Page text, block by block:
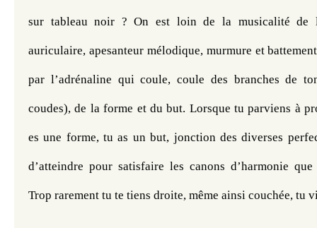
sur tableau noir ? On est loin de la musicalité de
auriculaire, apesanteur mélodique, murmure et
par l’adrénaline qui coule, coule des branches de
coudes), de la forme et du but. Lorsque tu parviens à
es une forme, tu as un but, jonction des diverses
d’atteindre pour satisfaire les canons d’harmonie
Trop rarement tu te tiens droite, même ainsi couchée, tu